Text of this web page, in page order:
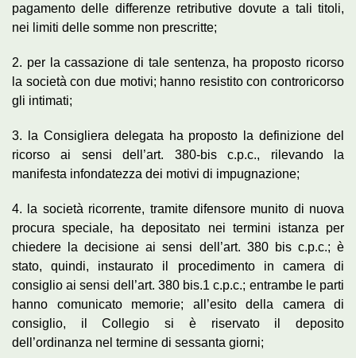
pagamento delle differenze retributive dovute a tali titoli,
nei limiti delle somme non prescritte;
2. per la cassazione di tale sentenza, ha proposto ricorso
la società con due motivi; hanno resistito con controricorso
gli intimati;
3. la Consigliera delegata ha proposto la definizione del
ricorso ai sensi dell’art. 380-bis c.p.c., rilevando la
manifesta infondatezza dei motivi di impugnazione;
4. la società ricorrente, tramite difensore munito di nuova
procura speciale, ha depositato nei termini istanza per
chiedere la decisione ai sensi dell’art. 380 bis c.p.c.; è
stato, quindi, instaurato il procedimento in camera di
consiglio ai sensi dell’art. 380 bis.1 c.p.c.; entrambe le parti
hanno comunicato memorie; all’esito della camera di
consiglio, il Collegio si è riservato il deposito
dell’ordinanza nel termine di sessanta giorni;